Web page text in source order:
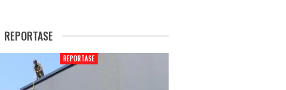
REPORTASE
REPORTASE